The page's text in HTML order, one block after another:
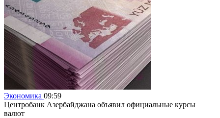
Экономика 09:59
Центробанк Азербайджана объявил официальные курсы
валют